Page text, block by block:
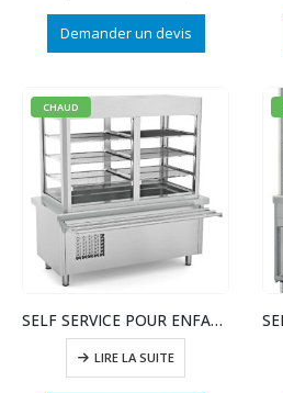
Demander un devis
CHAUD
SELF SERVICE POUR ENFANT- VITRINE REFRIGEREE
LIRE LA SUITE